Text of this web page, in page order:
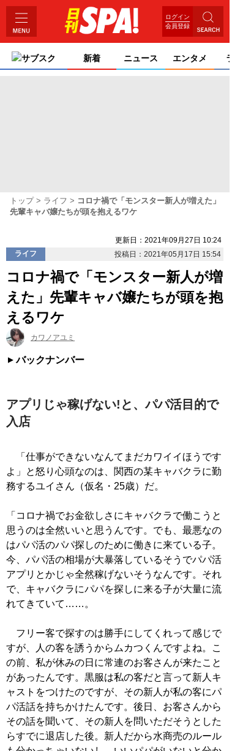
ログイン
会員登録
サブスク 新着 ニュース エンタメ
トップ ライフ
コロナ禍で「モンスター新人が増えた」
先輩キャバ嬢たちが頭を抱えるワケ
更新日：2021年09月27日 10:24
ライフ
投稿日：2021年05月17日 15:54
コロナ禍で「モンスター新人が増
えた」先輩キャバ嬢たちが頭を抱
えるワケ
カワノアユミ
バックナンバー
アプリじゃ稼げない!と、パパ活目的で
入店
「仕事ができないなんてまだカワイイほうです
よ」と怒り心頭なのは、関西の某キャバクラに勤
務するユイさん（仮名・25歳）だ。
「コロナ禍でお金欲しさにキャバクラで働こうと
思うのは全然いいと思うんです。でも、最悪なの
はパパ活のパパ探しのために働きに来ている子。
今、パパ活の相場が大暴落しているそうでパパ活
アプリとかじゃ全然稼げないそうなんです。それ
で、キャバクラにパパを探しに来る子が大量に流
れてきていて……。
フリー客で探すのは勝手にしてくれって感じで
すが、人の客を誘うからムカつくんですよね。こ
の前、私が休みの日に常連のお客さんが来たこと
があったんです。黒服は私の客だと言って新人キ
ャストをつけたのですが、その新人が私の客にパ
パ活話を持ちかけたんです。後日、お客さんから
その話を聞いて、その新人を問いただそうとした
らすでに退店した後。新人だから水商売のルール